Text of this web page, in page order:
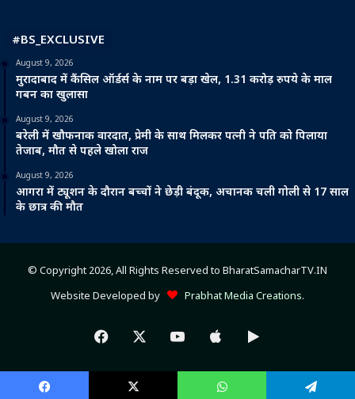
#BS_EXCLUSIVE
August 9, 2026
मुरादाबाद में कैंसिल ऑर्डर्स के नाम पर बड़ा खेल, 1.31 करोड़ रुपये के माल
गबन का खुलासा
August 9, 2026
बरेली में खौफनाक वारदात, प्रेमी के साथ मिलकर पत्नी ने पति को पिलाया
तेजाब, मौत से पहले खोला राज
August 9, 2026
आगरा में ट्यूशन के दौरान बच्चों ने छेड़ी बंदूक, अचानक चली गोली से 17 साल
के छात्र की मौत
© Copyright 2026, All Rights Reserved to BharatSamacharTV.IN
Website Developed by
Prabhat Media Creations.
Facebook YouTubeAppleGoogle
Play